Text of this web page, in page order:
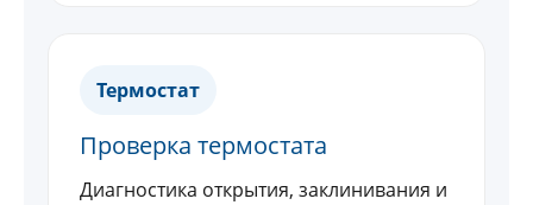
Термостат
Проверка термостата
Диагностика открытия, заклинивания и